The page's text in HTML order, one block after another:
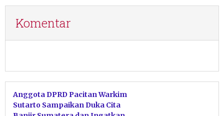
Komentar
Anggota DPRD Pacitan Warkim
Sutarto Sampaikan Duka Cita